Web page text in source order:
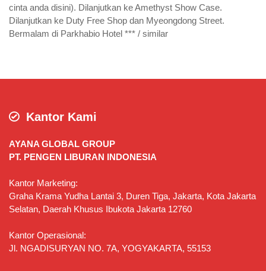
cinta anda disini). Dilanjutkan ke Amethyst Show Case.
Dilanjutkan ke Duty Free Shop dan Myeongdong Street.
Bermalam di Parkhabio Hotel *** / similar
Kantor Kami
AYANA GLOBAL GROUP
PT. PENGEN LIBURAN INDONESIA
Kantor Marketing:
Graha Krama Yudha Lantai 3, Duren Tiga, Jakarta, Kota Jakarta
Selatan, Daerah Khusus Ibukota Jakarta 12760
Kantor Operasional:
Jl. NGADISURYAN NO. 7A, YOGYAKARTA, 55153